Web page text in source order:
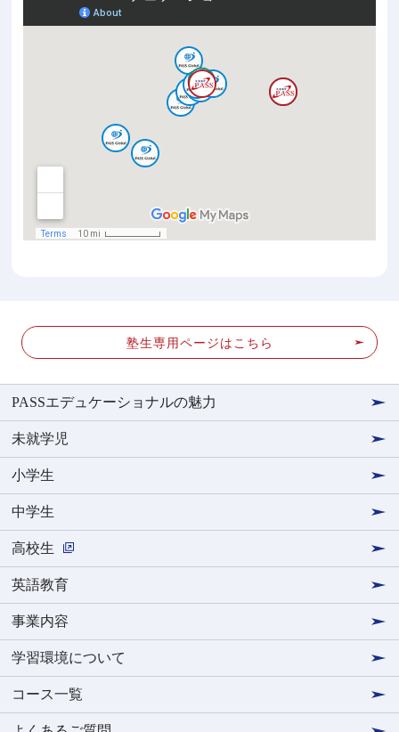
塾生専用ページはこちら
PASSエデュケーショナルの魅力
未就学児
小学生
中学生
高校生
英語教育
事業内容
学習環境について
コース一覧